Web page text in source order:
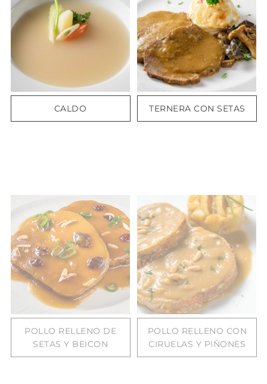
CALDO TERNERA CON SETAS
POLLO RELLENO DE
SETAS Y BEICON
POLLO RELLENO CON
CIRUELAS Y PIÑONES